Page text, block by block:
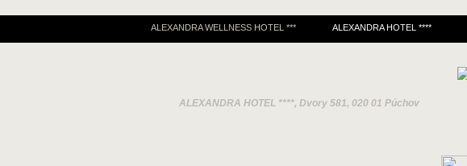
ALEXANDRA WELLNESS HOTEL *** ALEXANDRA HOTEL ****
ALEXANDRA HOTEL ****, Dvory 581, 020 01 Púchov